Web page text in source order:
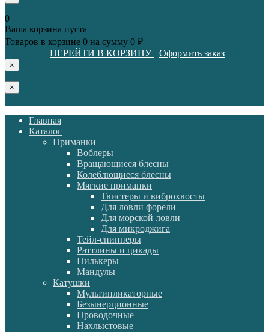
0
Ваша корзина пуста
Товаров в корзине 0 на сумму 0 ₽
ПЕРЕЙТИ В КОРЗИНУ
Оформить заказ
×
×
Главная
Каталог
Приманки
Воблеры
Вращающиеся блесны
Колеблющиеся блесны
Мягкие приманки
Твистеры и виброхвосты
Для ловли форели
Для морской ловли
Для микроджига
Тейл-спиннеры
Раттлины и цикады
Пилькеры
Мандулы
Катушки
Мультипликаторные
Безынерционные
Проводочные
Нахлыстовые